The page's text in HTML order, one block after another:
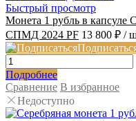
Быстрый просмотр
Монета 1 рубль в капсуле
СПМД 2024 PF 13 800 ₽ /
Подробнее
Сравнение В избранное
Недоступно